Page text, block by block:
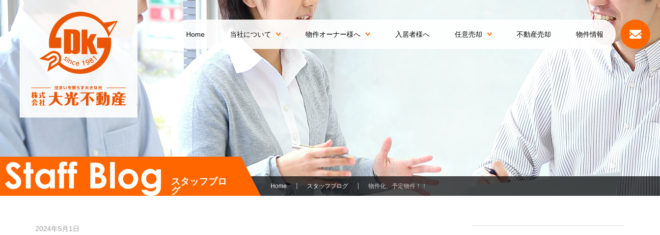
Home 当社について 物件オーナー様へ 入居者様へ 任意売却 不動産売却 物件情報
スタッフブロ
グ
Home スタッフブログ 物件化、予定物件！！
2024年5月1日